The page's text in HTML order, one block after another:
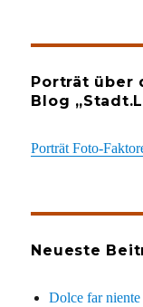
Porträt über
Blog
Porträt Foto-
Neueste
Dolce far